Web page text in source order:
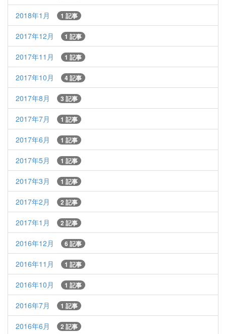
2018年1月 1 記事
2017年12月 1 記事
2017年11月 1 記事
2017年10月 4 記事
2017年8月 3 記事
2017年7月 1 記事
2017年6月 1 記事
2017年5月 1 記事
2017年3月 1 記事
2017年2月 2 記事
2017年1月 2 記事
2016年12月 6 記事
2016年11月 1 記事
2016年10月 1 記事
2016年7月 1 記事
2016年6月 2 記事